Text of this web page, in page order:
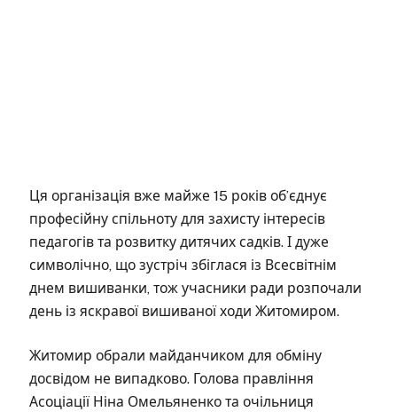
Ця організація вже майже 15 років об’єднує
професійну спільноту для захисту інтересів
педагогів та розвитку дитячих садків. І дуже
символічно, що зустріч збіглася із Всесвітнім
днем вишиванки, тож учасники ради розпочали
день із яскравої вишиваної ходи Житомиром.
Житомир обрали майданчиком для обміну
досвідом не випадково. Голова правління
Асоціації Ніна Омельяненко та очільниця